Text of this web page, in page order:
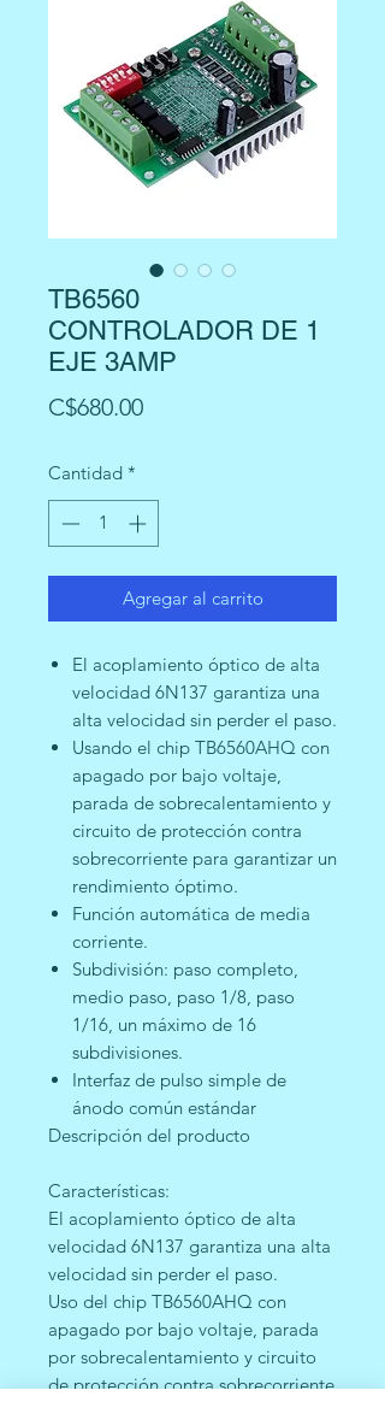
TB6560
CONTROLADOR DE 1
EJE 3AMP
C$680.00Precio
Cantidad *
Agregar al carrito
El acoplamiento óptico de alta
velocidad 6N137 garantiza una
alta velocidad sin perder el paso.
Usando el chip TB6560AHQ con
apagado por bajo voltaje,
parada de sobrecalentamiento y
circuito de protección contra
sobrecorriente para garantizar un
rendimiento óptimo.
Función automática de media
corriente.
Subdivisión: paso completo,
medio paso, paso 1/8, paso
1/16, un máximo de 16
subdivisiones.
Interfaz de pulso simple de
ánodo común estándar
Descripción del producto
Características:
El acoplamiento óptico de alta
velocidad 6N137 garantiza una alta
velocidad sin perder el paso.
Uso del chip TB6560AHQ con
apagado por bajo voltaje, parada
por sobrecalentamiento y circuito
de protección contra sobrecorriente